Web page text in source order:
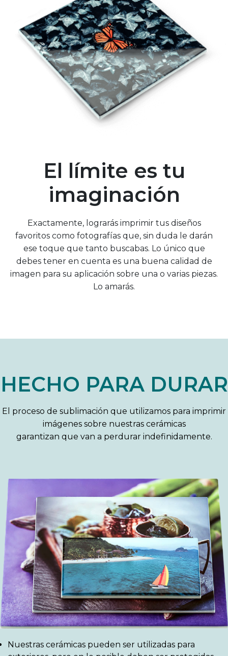
El límite es tu
imaginación
Exactamente, lograrás imprimir tus diseños
favoritos como fotografías que, sin duda le darán
ese toque que tanto buscabas. Lo único que
debes tener en cuenta es una buena calidad de
imagen para su aplicación sobre una o varias piezas.
Lo amarás.
HECHO PARA DURAR
El proceso de sublimación que utilizamos para imprimir
imágenes sobre nuestras cerámicas
garantizan que van a perdurar indefinidamente.
Nuestras cerámicas pueden ser utilizadas para